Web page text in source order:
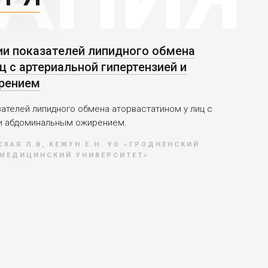
показателей липидного обмена
с артериальной гипертензией и
липидного обмена аторвастатином у лиц с
абдоминальным ожирением.
Л.В, КЕЖУН Е.Н. УО «ГРОДНЕНСКИЙ
УНИВЕРСИТЕТ»